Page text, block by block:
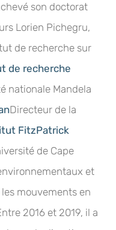
son doctorat
Lorien Pichegru,
de recherche sur
de recherche
nationale Mandela
Directeur de la
FitzPatrick
de Cape
et
mouvements en
2016 et 2019, il a